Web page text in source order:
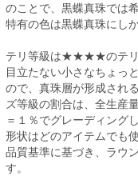
のことで、黒蝶真珠では
特有の色は黒蝶真珠にし
テリ等級は★★★★のテリ
目立たない小さなちょっ
ので、真珠層が形成され
ズ等級の割合は、全
＝１％でグレーディング
形状はどのアイテムでも
品質基準に基づき、ラウ
す。